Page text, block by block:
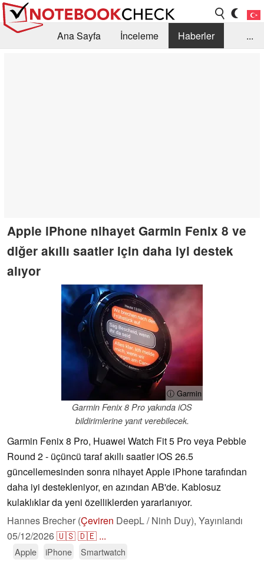
Ana Sayfa İnceleme
Haberler
...
Apple iPhone nihayet Garmin Fenix 8 ve
diğer akıllı saatler için daha iyi destek
alıyor
ⓘ Garmin
Garmin Fenix 8 Pro yakında iOS
bildirimlerine yanıt verebilecek.
Garmin Fenix 8 Pro, Huawei Watch Fit 5 Pro veya Pebble
Round 2 - üçüncü taraf akıllı saatler iOS 26.5
güncellemesinden sonra nihayet Apple iPhone tarafından
daha iyi destekleniyor, en azından AB'de. Kablosuz
kulaklıklar da yeni özelliklerden yararlanıyor.
Hannes Brecher (Çeviren DeepL / Ninh Duy), Yayınlandı
05/12/2026🇺🇸🇩🇪 ...
Apple iPhone Smartwatch